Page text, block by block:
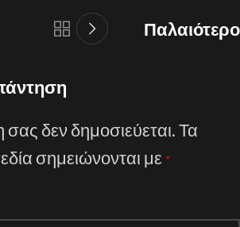
Παλαιότερο
δεν δημοσιεύεται.Τα
σημειώνονται με *